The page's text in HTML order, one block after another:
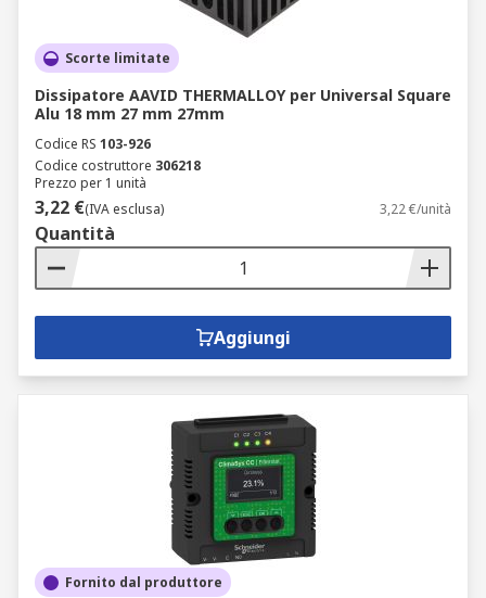
Scorte limitate
Dissipatore AAVID THERMALLOY per Universal Square
Alu 18 mm 27 mm 27mm
Codice RS 103-926
Codice costruttore 306218
Prezzo per 1 unità
3,22 €(IVA esclusa) 3,22 €/unità
Quantità
Aggiungi
Fornito dal produttore